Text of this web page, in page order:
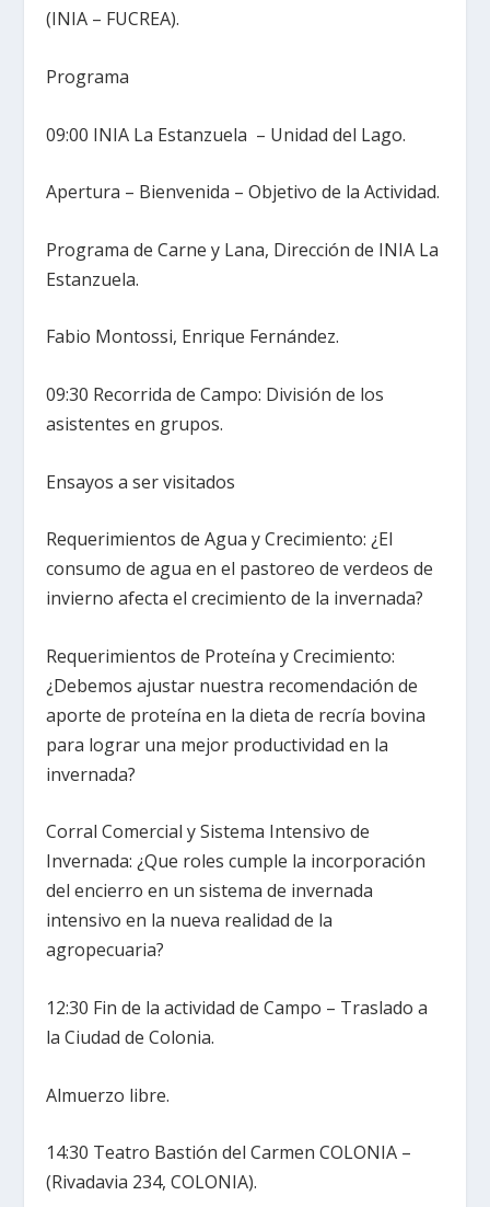
(INIA – FUCREA).
Programa
09:00 INIA La Estanzuela – Unidad del Lago.
Apertura – Bienvenida – Objetivo de la Actividad.
Programa de Carne y Lana, Dirección de INIA La
Estanzuela.
Fabio Montossi, Enrique Fernández.
09:30 Recorrida de Campo: División de los
asistentes en grupos.
Ensayos a ser visitados
Requerimientos de Agua y Crecimiento: ¿El
consumo de agua en el pastoreo de verdeos de
invierno afecta el crecimiento de la invernada?
Requerimientos de Proteína y Crecimiento:
¿Debemos ajustar nuestra recomendación de
aporte de proteína en la dieta de recría bovina
para lograr una mejor productividad en la
invernada?
Corral Comercial y Sistema Intensivo de
Invernada: ¿Que roles cumple la incorporación
del encierro en un sistema de invernada
intensivo en la nueva realidad de la
agropecuaria?
12:30 Fin de la actividad de Campo – Traslado a
la Ciudad de Colonia.
Almuerzo libre.
14:30 Teatro Bastión del Carmen COLONIA –
(Rivadavia 234, COLONIA).